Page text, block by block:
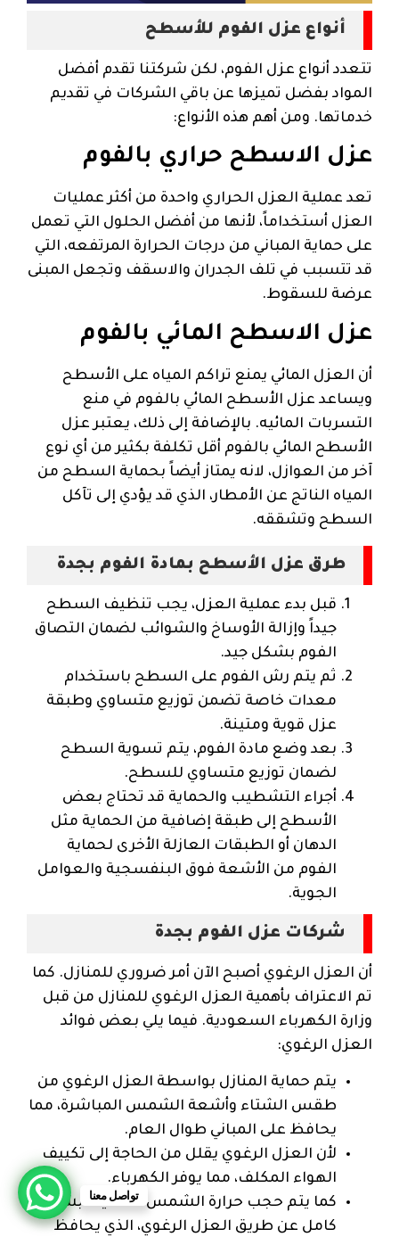
أنواع عزل الفوم للأسطح
تتعدد أنواع عزل الفوم، لكن شركتنا تقدم أفضل
المواد بفضل تميزها عن باقي الشركات في تقديم
خدماتها. ومن أهم هذه الأنواع:
عزل الاسطح حراري بالفوم
تعد عملية العزل الحراري واحدة من أكثر عمليات
العزل أستخداماً، لأنها من أفضل الحلول التي تعمل
على حماية المباني من درجات الحرارة المرتفعه، التي
قد تتسبب في تلف الجدران والاسقف وتجعل المبنى
عرضة للسقوط.
عزل الاسطح المائي بالفوم
أن العزل المائي يمنع تراكم المياه على الأسطح
ويساعد عزل الأسطح المائي بالفوم في منع
التسربات المائيه. بالإضافة إلى ذلك، يعتبر عزل
الأسطح المائي بالفوم أقل تكلفة بكثير من أي نوع
آخر من العوازل، لانه يمتاز أيضاً بحماية السطح من
المياه الناتج عن الأمطار، الذي قد يؤدي إلى تآكل
السطح وتشققه.
طرق عزل الأسطح بمادة الفوم بجدة
قبل بدء عملية العزل، يجب تنظيف السطح
جيداً وإزالة الأوساخ والشوائب لضمان التصاق
الفوم بشكل جيد.
ثم يتم رش الفوم على السطح باستخدام
معدات خاصة تضمن توزيع متساوي وطبقة
عزل قوية ومتينة.
بعد وضع مادة الفوم، يتم تسوية السطح
لضمان توزيع متساوي للسطح.
أجراء التشطيب والحماية قد تحتاج بعض
الأسطح إلى طبقة إضافية من الحماية مثل
الدهان أو الطبقات العازلة الأخرى لحماية
الفوم من الأشعة فوق البنفسجية والعوامل
الجوية.
شركات عزل الفوم بجدة
أن العزل الرغوي أصبح الآن أمر ضروري للمنازل. كما
تم الاعتراف بأهمية العزل الرغوي للمنازل من قبل
وزارة الكهرباء السعودية. فيما يلي بعض فوائد
العزل الرغوي:
يتم حماية المنازل بواسطة العزل الرغوي من
طقس الشتاء وأشعة الشمس المباشرة، مما
يحافظ على المباني طوال العام.
لأن العزل الرغوي يقلل من الحاجة إلى تكييف
الهواء المكلف، مما يوفر الكهرباء.
كما يتم حجب حرارة الشمس الشديدة بشكل
كامل عن طريق العزل الرغوي، الذي يحافظ
تواصل معنا